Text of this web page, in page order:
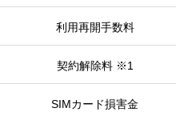
利用再開手数料
契約解除料 ※1
SIMカード損害金